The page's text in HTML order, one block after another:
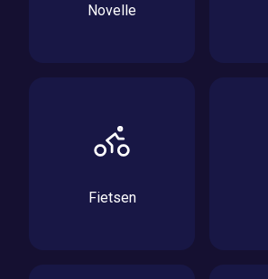
Novelle
Fietsen